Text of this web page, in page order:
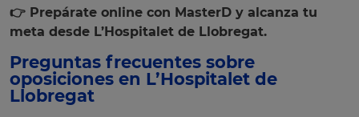
👉 Prepárate online con MasterD y alcanza tu
meta desde L’Hospitalet de Llobregat.
Preguntas frecuentes sobre
oposiciones en L’Hospitalet de
Llobregat